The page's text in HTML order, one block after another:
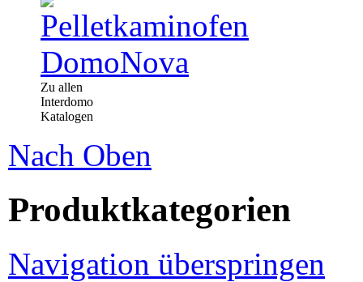
Zu allen
Interdomo
Katalogen
Nach Oben
Produktkategorien
Navigation überspringen